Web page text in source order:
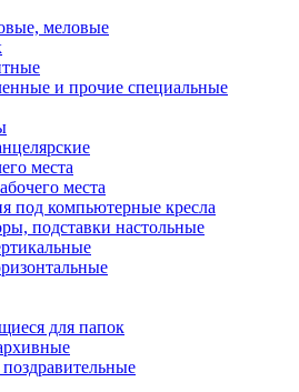
меловые
и прочие специальные
места
места
под компьютерные кресла
подставки настольные
для папок